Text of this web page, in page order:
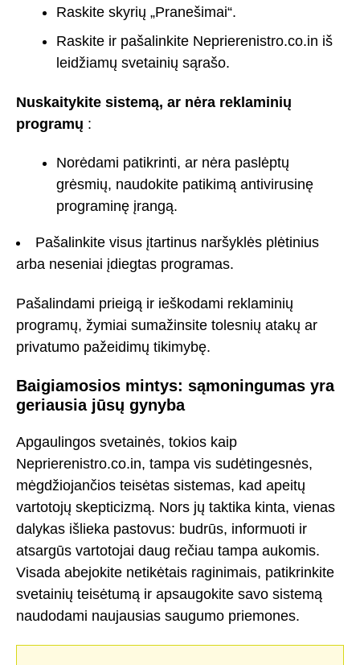
Raskite skyrių „Pranešimai“.
Raskite ir pašalinkite Neprierenistro.co.in iš
leidžiamų svetainių sąrašo.
Nuskaitykite sistemą, ar nėra reklaminių
programų :
Norėdami patikrinti, ar nėra paslėptų
grėsmių, naudokite patikimą antivirusinę
programinę įrangą.
Pašalinkite visus įtartinus naršyklės plėtinius
arba neseniai įdiegtas programas.
Pašalindami prieigą ir ieškodami reklaminių
programų, žymiai sumažinsite tolesnių atakų ar
privatumo pažeidimų tikimybę.
Baigiamosios mintys: sąmoningumas yra
geriausia jūsų gynyba
Apgaulingos svetainės, tokios kaip
Neprierenistro.co.in, tampa vis sudėtingesnės,
mėgdžiojančios teisėtas sistemas, kad apeitų
vartotojų skepticizmą. Nors jų taktika kinta, vienas
dalykas išlieka pastovus: budrūs, informuoti ir
atsargūs vartotojai daug rečiau tampa aukomis.
Visada abejokite netikėtais raginimais, patikrinkite
svetainių teisėtumą ir apsaugokite savo sistemą
naudodami naujausias saugumo priemones.